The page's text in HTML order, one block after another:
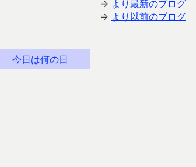
⇒ より最新のブログ
⇒ より以前のブログ
今日は何の日